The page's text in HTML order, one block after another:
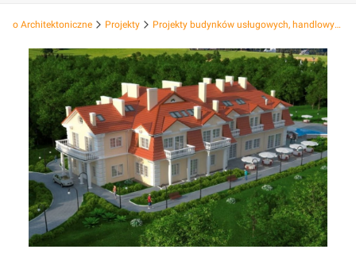
Architektoniczne Projekty Projekty budynków usługowych, handlowych hotelowych, deweloperskich i hal